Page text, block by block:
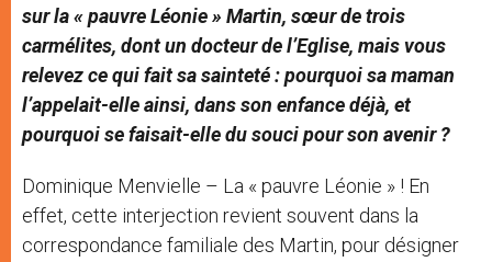
sur la « pauvre Léonie » Martin, sœur de trois
carmélites, dont un docteur de l’Eglise, mais vous
relevez ce qui fait sa sainteté : pourquoi sa maman
l’appelait-elle ainsi, dans son enfance déjà, et
pourquoi se faisait-elle du souci pour son avenir ?
Dominique Menvielle – La « pauvre Léonie » ! En
effet, cette interjection revient souvent dans la
correspondance familiale des Martin, pour désigner